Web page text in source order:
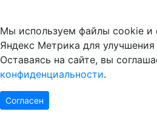
Мы используем файлы cookie и
Яндекс Метрика для улучшения
Оставаясь на сайте, вы
конфиденциальности.
Согласен